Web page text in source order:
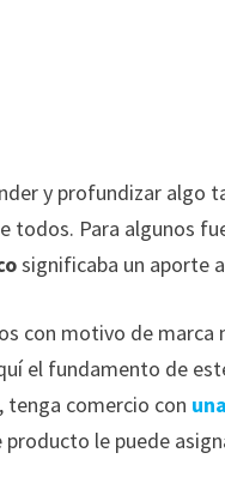
y profundizar algo
todos. Para algunos
significaba un aporte
con motivo de
el fundamento de
tenga comercio con
le puede